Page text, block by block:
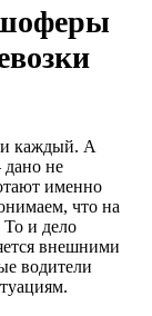
каждый. А
дано не
именно
что на
То и дело
внешними
водители